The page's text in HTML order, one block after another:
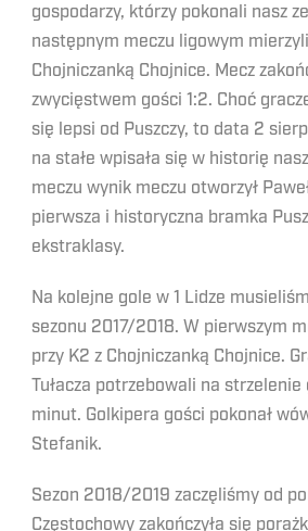
gospodarzy, którzy pokonali nasz
następnym meczu ligowym
Chojniczanką Chojnice. Mecz
zwycięstwem gości 1:2. Choć
się lepsi od Puszczy, to data 2
na stałe wpisała się w historię
meczu wynik meczu otworzył
pierwsza i historyczna bramka
ekstraklasy.
Na kolejne gole w 1 Lidze
sezonu 2017/2018. W pierwszym
przy K2 z Chojniczanką Chojnice.
Tułacza potrzebowali na strzelenie
minut. Golkipera gości pokonał
Stefanik.
Sezon 2018/2019 zaczęliśmy od
Częstochowy zakończyła się